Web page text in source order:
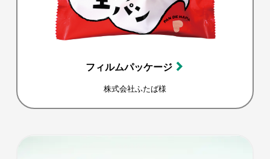
フィルムパッケージ
株式会社ふたば様